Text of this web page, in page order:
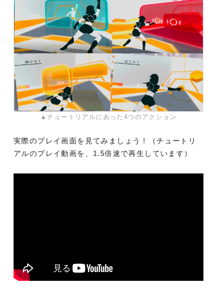
▲チュートリアルにあった4つのアクション
実際のプレイ画面を見てみましょう！（チュートリ
アルのプレイ動画を、1.5倍速で再生しています）